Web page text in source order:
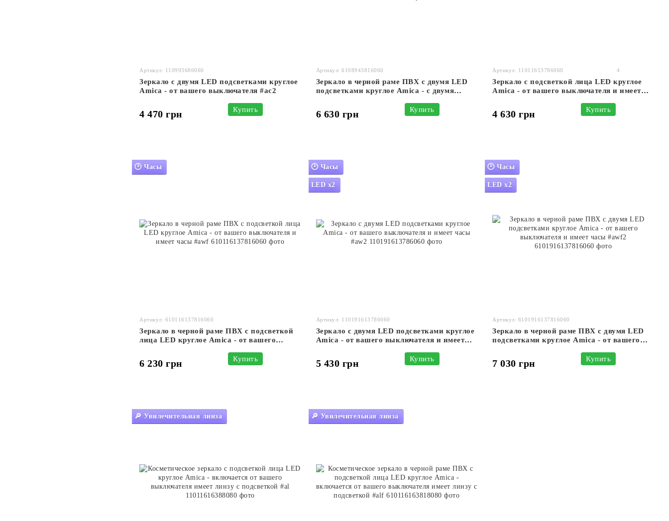
Артикул: 110993686060
Зеркало с двумя LED подсветками круглое
Amica - от вашего выключателя #ac2
4 470 грн Купить
Артикул: 6108943816060
Зеркало в черной раме ПВХ с двумя LED
подсветками круглое Amica - с двумя
6 630 грн Купить
Артикул: 11011613786060 4
Зеркало с подсветкой лица LED круглое
Amica - от вашего выключателя и имеет
4 630 грн Купить
🕑 Часы
Артикул: 610116137816060
Зеркало в черной раме ПВХ с подсветкой
лица LED круглое Amica - от вашего
6 230 грн Купить
🕑 Часы
LED x2
Артикул: 110191613786060
Зеркало с двумя LED подсветками круглое
Amica - от вашего выключателя и имеет
5 430 грн Купить
🕑 Часы
LED x2
Артикул: 6101916137816060
Зеркало в черной раме ПВХ с двумя LED
подсветками круглое Amica - от вашего
7 030 грн Купить
🔎 Увилечительная линза 🔎 Увилечительная линза